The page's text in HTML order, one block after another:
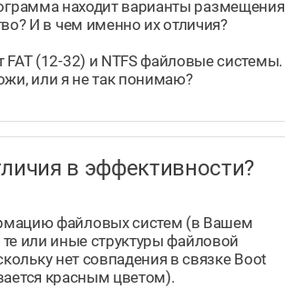
находит варианты размещения
И в чем именно их отличия?
(12-32) и NTFS файловые системы.
или я не так понимаю?
в эффективности?
файловых систем (в Вашем
те или иные структуры файловой
нет совпадения в связке Boot
красным цветом).